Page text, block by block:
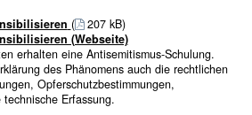
(
207 kB)
(Webseite)
erhalten eine Antisemitismus-Schulung.
des Phänomens auch die rechtlichen
Opferschutzbestimmungen,
Erfassung.